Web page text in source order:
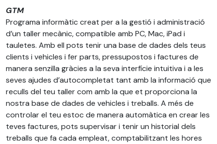
GTM
Programa informàtic creat per a la gestió i administració
d’un taller mecànic, compatible amb PC, Mac, iPad i
tauletes. Amb ell pots tenir una base de dades dels teus
clients i vehicles i fer parts, pressupostos i factures de
manera senzilla gràcies a la seva interfície intuitiva i a les
seves ajudes d’autocompletat tant amb la informació que
reculls del teu taller com amb la que et proporciona la
nostra base de dades de vehicles i treballs. A més de
controlar el teu estoc de manera automàtica en crear les
teves factures, pots supervisar i tenir un historial dels
treballs que fa cada empleat, comptabilitzant les hores